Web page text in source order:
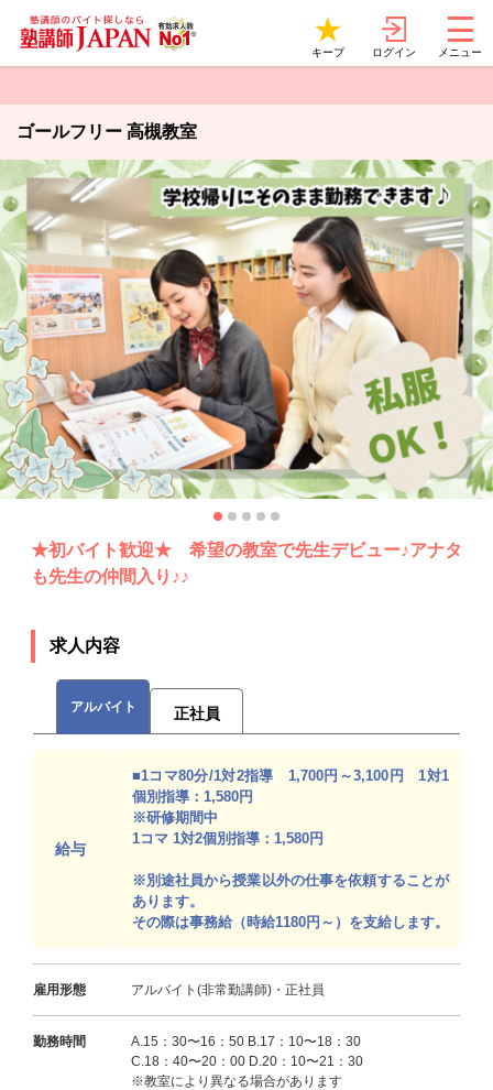
キープ ログイン メニュー
ゴールフリー 高槻教室
★初バイト歓迎★ 希望の教室で先生デビュー♪アナタ
も先生の仲間入り♪♪
求人内容
アルバイト 正社員
給与
■1コマ80分/1対2指導 1,700円～3,100円 1対1
個別指導：1,580円
※研修期間中
1コマ 1対2個別指導：1,580円
※別途社員から授業以外の仕事を依頼することが
あります。
その際は事務給（時給1180円～）を支給します。
雇用形態 アルバイト(非常勤講師)・正社員
勤務時間
A.15：30〜16：50 B.17：10〜18：30
C.18：40〜20：00 D.20：10〜21：30
※教室により異なる場合があります